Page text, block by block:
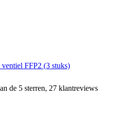
FFP2 (3 stuks)
de 5 sterren, 27 klantreviews